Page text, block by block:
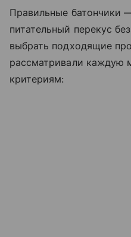
Правильные батончики
питательный перекус
выбрать подходящие
рассматривали каждую
критериям: